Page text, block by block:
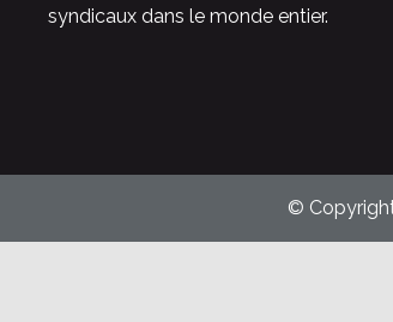
syndicaux dans le monde entier.
©